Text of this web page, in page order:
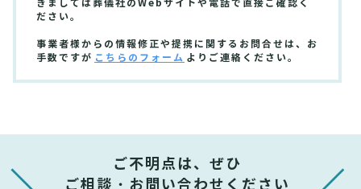
きましては葬儀社のWebサイトや電話で直接ご確認く
ださい。
事業者様からの情報修正や提携に関するお問合せは、お
手数ですが こちらのフォーム よりご連絡ください。
ご不明点は、ぜひ
ご相談・お問い合わせください